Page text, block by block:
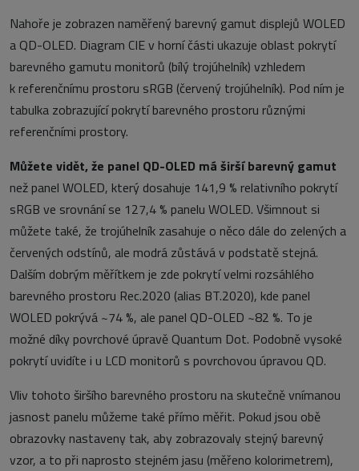
Nahoře je zobrazen naměřený barevný gamut displejů WOLED
a QD-OLED. Diagram CIE v horní části ukazuje oblast pokrytí
barevného gamutu monitorů (bílý trojúhelník) vzhledem
k referenčnímu prostoru sRGB (červený trojúhelník). Pod ním je
tabulka zobrazující pokrytí barevného prostoru různými
referenčními prostory.
Můžete vidět, že panel QD-OLED má širší barevný gamut
než panel WOLED, který dosahuje 141,9 % relativního pokrytí
sRGB ve srovnání se 127,4 % panelu WOLED. Všimnout si
můžete také, že trojúhelník zasahuje o něco dále do zelených a
červených odstínů, ale modrá zůstává v podstatě stejná.
Dalším dobrým měřítkem je zde pokrytí velmi rozsáhlého
barevného prostoru Rec.2020 (alias BT.2020), kde panel
WOLED pokrývá ~74 %, ale panel QD-OLED ~82 %. To je
možné díky povrchové úpravě Quantum Dot. Podobně vysoké
pokrytí uvidíte i u LCD monitorů s povrchovou úpravou QD.
Vliv tohoto širšího barevného prostoru na skutečně vnímanou
jasnost panelu můžeme také přímo měřit. Pokud jsou obě
obrazovky nastaveny tak, aby zobrazovaly stejný barevný
vzor, a to při naprosto stejném jasu (měřeno kolorimetrem),